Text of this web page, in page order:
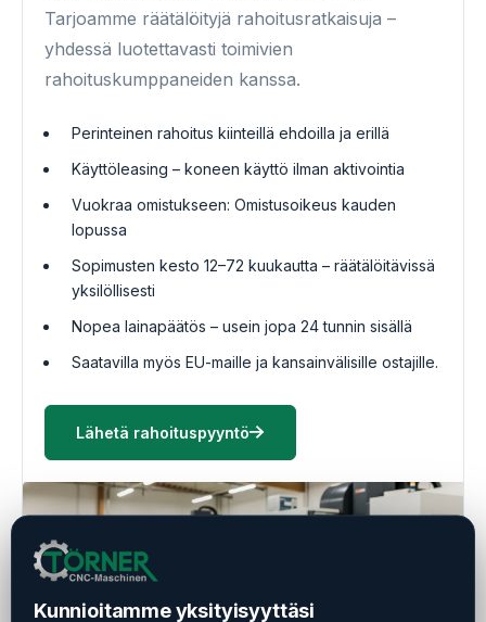
Tarjoamme räätälöityjä rahoitusratkaisuja –
yhdessä luotettavasti toimivien
rahoituskumppaneiden kanssa.
Perinteinen rahoitus kiinteillä ehdoilla ja erillä
Käyttöleasing – koneen käyttö ilman aktivointia
Vuokraa omistukseen: Omistusoikeus kauden
lopussa
Sopimusten kesto 12–72 kuukautta – räätälöitävissä
yksilöllisesti
Nopea lainapäätös – usein jopa 24 tunnin sisällä
Saatavilla myös EU-maille ja kansainvälisille ostajille.
Lähetä rahoituspyyntö
Kunnioitamme yksityisyyttäsi